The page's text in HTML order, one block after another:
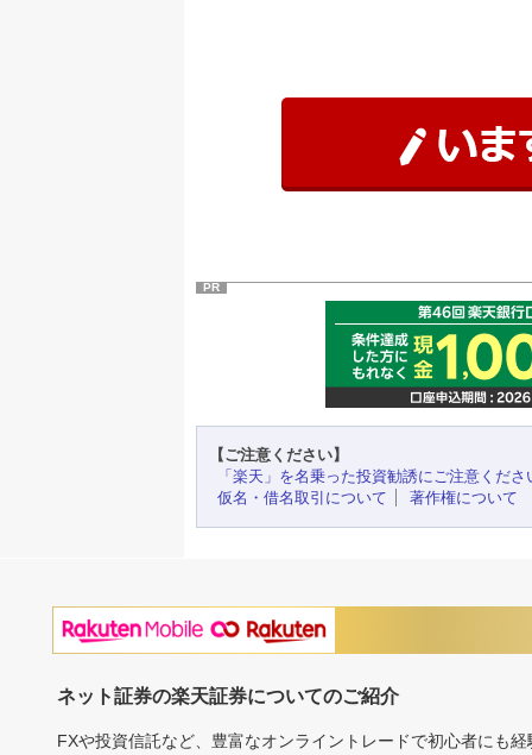
PR
【ご注意ください】
「楽天」を名乗った投資勧誘にご注意くださ
仮名・借名取引について
著作権について
ネット証券の楽天証券についてのご紹介
FXや投資信託など、豊富なオンライントレードで初心者にも